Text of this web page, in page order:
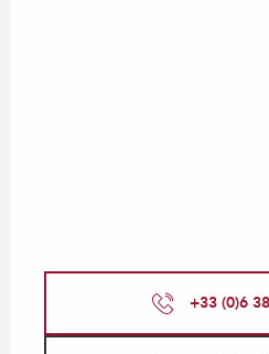
+33 (0)6